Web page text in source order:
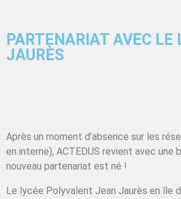
PARTENARIAT AVEC LE
JAURÈS
Après un moment d’absence sur les
en interne), ACTEDUS revient avec une
nouveau partenariat est né !
Le lycée Polyvalent Jean Jaurès en île